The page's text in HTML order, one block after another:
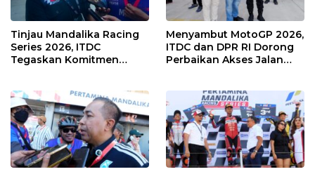
Tinjau Mandalika Racing
Series 2026, ITDC
Tegaskan Komitmen
Kawasan
Menyambut MotoGP 2026,
ITDC dan DPR RI Dorong
Perbaikan Akses Jalan